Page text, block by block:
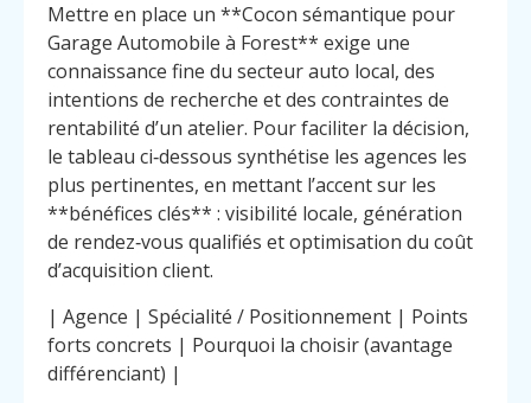
Mettre en place un **Cocon sémantique pour
Garage Automobile à Forest** exige une
connaissance fine du secteur auto local, des
intentions de recherche et des contraintes de
rentabilité d’un atelier. Pour faciliter la décision,
le tableau ci‑dessous synthétise les agences les
plus pertinentes, en mettant l’accent sur les
**bénéfices clés** : visibilité locale, génération
de rendez‑vous qualifiés et optimisation du coût
d’acquisition client.
| Agence | Spécialité / Positionnement | Points
forts concrets | Pourquoi la choisir (avantage
différenciant) |